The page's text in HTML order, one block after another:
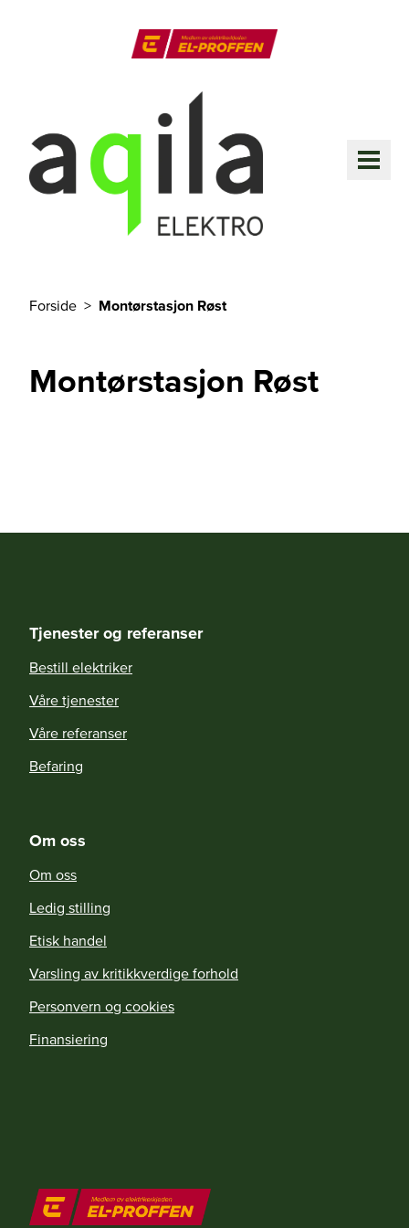
Forside Montørstasjon Røst
Montørstasjon Røst
Tjenester og referanser
Bestill elektriker
Våre tjenester
Våre referanser
Befaring
Om oss
Om oss
Ledig stilling
Etisk handel
Varsling av kritikkverdige forhold
Personvern og cookies
Finansiering